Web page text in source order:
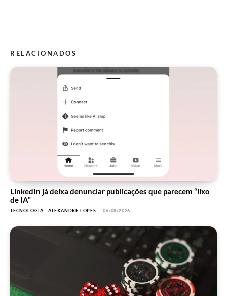
RELACIONADOS
LinkedIn já deixa denunciar publicações que parecem “lixo
de IA”
TECNOLOGIA ALEXANDRE LOPES - 06/08/2026